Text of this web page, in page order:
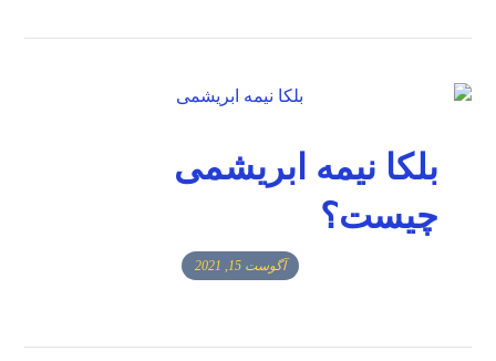
بلکا نیمه ابریشمی
چیست؟
آگوست 15, 2021